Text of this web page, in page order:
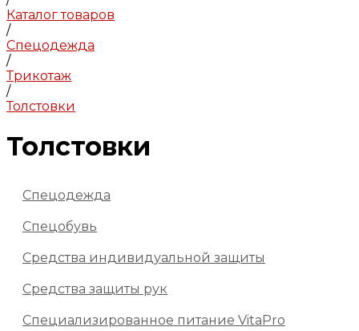
Каталог товаров
/
Спецодежда
/
Трикотаж
/
Толстовки
Толстовки
Спецодежда
Спецобувь
Средства индивидуальной защиты
Средства защиты рук
Специализированное питание VitaPro